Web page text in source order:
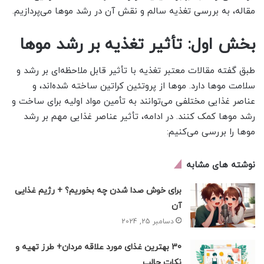
مقاله، به بررسی تغذیه سالم و نقش آن در رشد موها می‌پردازیم.
بخش اول: تأثیر تغذیه بر رشد موها
طبق گفته مقالات معتبر تغذیه با تأثیر قابل ملاحظه‌ای بر رشد و
سلامت موها دارد. موها از پروتئین کراتین ساخته شده‌اند، و
عناصر غذایی مختلفی می‌توانند به تأمین مواد اولیه برای ساخت و
رشد موها کمک کنند. در ادامه، تأثیر عناصر غذایی مهم بر رشد
موها را بررسی می‌کنیم:
نوشته های مشابه
برای خوش صدا شدن چه بخوریم؟ + رژیم غذایی
آن
دسامبر 25, 2024
30 بهترین غذای مورد علاقه مردان+ طرز تهیه و